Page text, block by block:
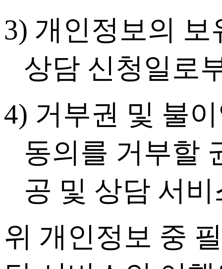
3) 개인정보의
상담 신청일로
4) 거부권 및 불
동의를 거부할
공 및 상담 서
위 개인정보 중